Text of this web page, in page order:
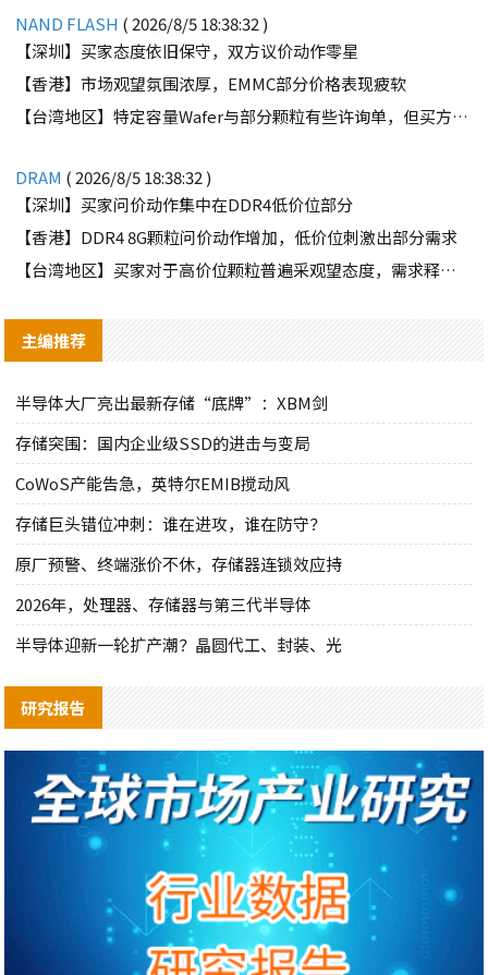
NAND FLASH ( 2026/8/5 18:38:32 )
【深圳】买家态度依旧保守，双方议价动作零星
【香港】市场观望氛围浓厚，EMMC部分价格表现疲软
【台湾地区】特定容量Wafer与部分颗粒有些许询单，但买方需求并不强劲
DRAM ( 2026/8/5 18:38:32 )
【深圳】买家问价动作集中在DDR4低价位部分
【香港】DDR4 8G颗粒问价动作增加，低价位刺激出部分需求
【台湾地区】买家对于高价位颗粒普遍采观望态度，需求释出有限
主编推荐
半导体大厂亮出最新存储“底牌”：XBM剑
存储突围：国内企业级SSD的进击与变局
CoWoS产能告急，英特尔EMIB搅动风
存储巨头错位冲刺：谁在进攻，谁在防守？
原厂预警、终端涨价不休，存储器连锁效应持
2026年，处理器、存储器与第三代半导体
半导体迎新一轮扩产潮？晶圆代工、封装、光
研究报告